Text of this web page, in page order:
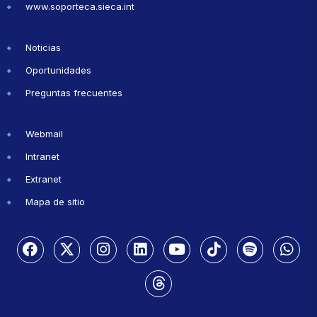
www.soporteca.sieca.int
Noticias
Oportunidades
Preguntas frecuentes
Webmail
Intranet
Extranet
Mapa de sitio